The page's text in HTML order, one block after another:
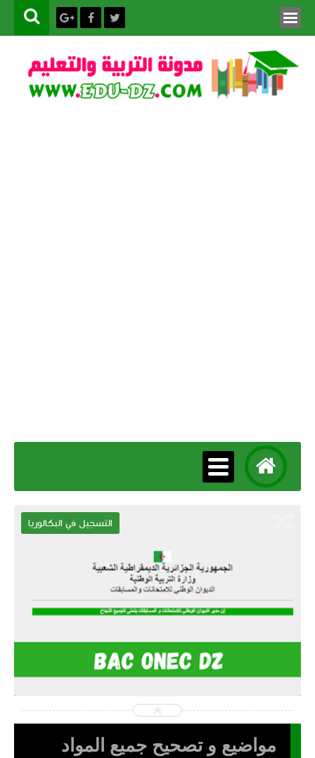
التسجيل في البكالوريا
2022-11-07
مواضيع و تصحيح جميع المواد